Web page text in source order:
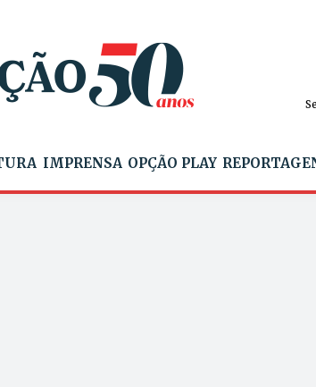
IMPRENSA OPÇÃO PLAY